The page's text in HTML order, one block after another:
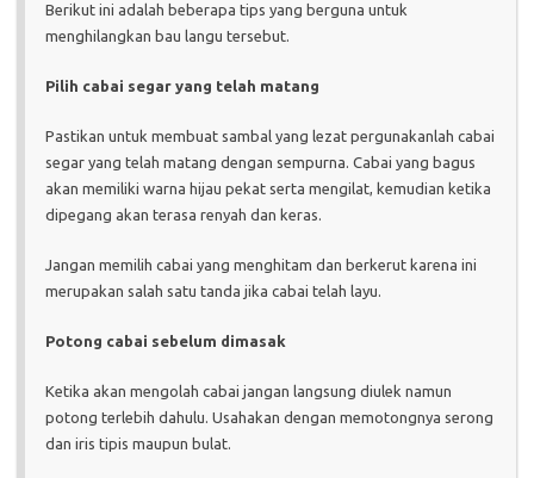
Berikut ini adalah beberapa tips yang berguna untuk
menghilangkan bau langu tersebut.
Pilih cabai segar yang telah matang
Pastikan untuk membuat sambal yang lezat pergunakanlah cabai
segar yang telah matang dengan sempurna. Cabai yang bagus
akan memiliki warna hijau pekat serta mengilat, kemudian ketika
dipegang akan terasa renyah dan keras.
Jangan memilih cabai yang menghitam dan berkerut karena ini
merupakan salah satu tanda jika cabai telah layu.
Potong cabai sebelum dimasak
Ketika akan mengolah cabai jangan langsung diulek namun
potong terlebih dahulu. Usahakan dengan memotongnya serong
dan iris tipis maupun bulat.